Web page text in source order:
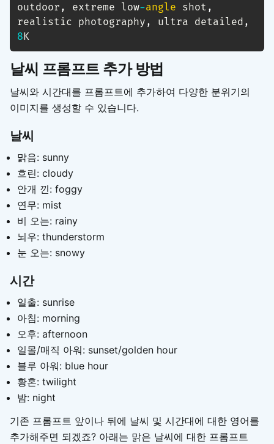
outdoor , extreme low-angle shot ,
realistic photography , ultra detailed ,
8K
날씨 프롬프트 추가 방법
날씨와 시간대를 프롬프트에 추가하여 다양한 분위기의
이미지를 생성할 수 있습니다.
날씨
맑음: sunny
흐린: cloudy
안개 낀: foggy
연무: mist
비 오는: rainy
뇌우: thunderstorm
눈 오는: snowy
시간
일출: sunrise
아침: morning
오후: afternoon
일몰/매직 아워: sunset/golden hour
블루 아워: blue hour
황혼: twilight
밤: night
기존 프롬프트 앞이나 뒤에 날씨 및 시간대에 대한 영어를
추가해주면 되겠죠? 아래는 맑은 날씨에 대한 프롬프트